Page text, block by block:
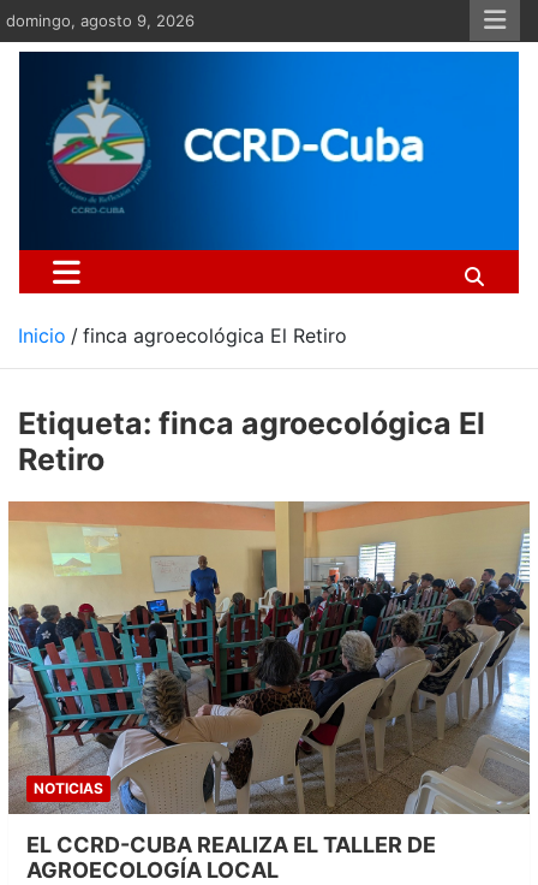
Saltar
al
domingo, agosto 9, 2026
Inicio finca agroecológica El Retiro
Etiqueta: finca agroecológica El
Retiro
NOTICIAS
EL CCRD-CUBA REALIZA EL TALLER DE
AGROECOLOGÍA LOCAL